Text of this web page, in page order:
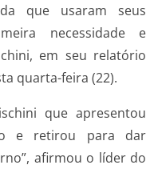
que usaram seus
necessidade e
em seu relatório
quarta-feira (22).
que apresentou
e retirou para dar
afirmou o líder do